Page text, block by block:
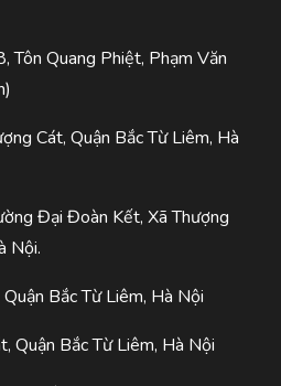
Tôn Quang Phiệt, Phạm Văn
Cát, Quận Bắc Từ Liêm, Hà
Đại Đoàn Kết, Xã Thượng
Nội.
Bắc Từ Liêm, Hà Nội
Quận Bắc Từ Liêm, Hà Nội